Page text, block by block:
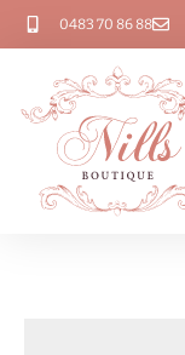
0483 70 86 88